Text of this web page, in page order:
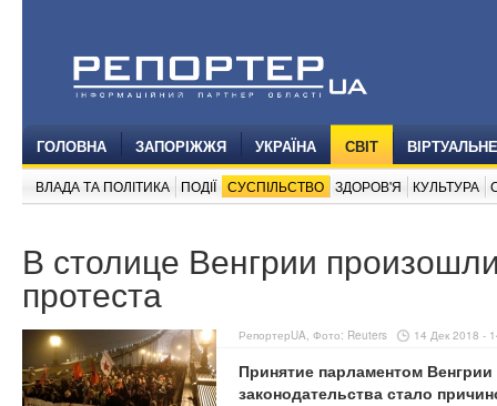
ГОЛОВНА ЗАПОРІЖЖЯ УКРАЇНА СВІТ
ВЛАДА ТА ПОЛІТИКА ПОДІЇ СУСПІЛЬСТВО ЗДОРОВ'Я КУЛЬТУРА
В столице Венгрии
протеста
РепортерUA, Фото: Reuters 14 Дек 2018 -
Принятие парламентом
законодательства стало